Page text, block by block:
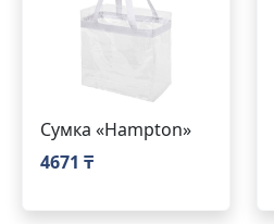
Сумка «Hampton»
4671 ₸